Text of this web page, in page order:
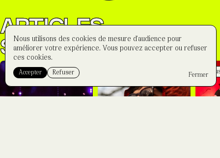
ARTICLES
SIMILAIRES
Focus Reports
Nous utilisons des cookies de mesure d'audience pour
améliorer votre expérience. Vous pouvez accepter ou refuser
ces cookies.
Accepter Refuser Fermer